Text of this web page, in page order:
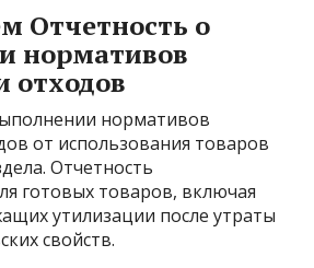
Отчетность о
нормативов
отходов
нормативов
от использования товаров
Отчетность
готовых товаров, включая
утилизации после утраты
свойств.